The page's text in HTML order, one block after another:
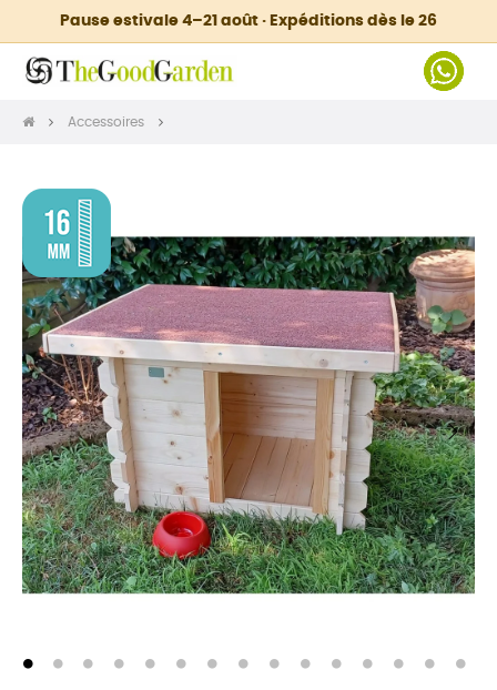
Pause estivale 4–21 août · Expéditions dès le 26
Accessoires